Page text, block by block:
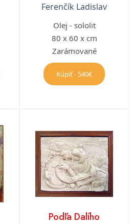
Ferenčík Ladislav
Olej - sololit
80 x 60 x cm
Zarámované
Kúpiť - 540€
Podľa Dalího